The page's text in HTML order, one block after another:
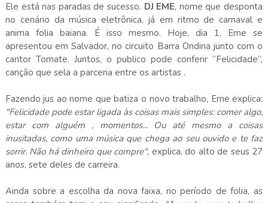
Ele está nas paradas de sucesso. DJ EME, nome que desponta
no cenário da música eletrônica, já em ritmo de carnaval e
anima folia baiana. É isso mesmo. Hoje, dia 1, Eme se
apresentou em Salvador, no circuito Barra Ondina junto com o
cantor Tomate. Juntos, o publico pode conferir “Felicidade”,
canção que sela a parceria entre os artistas .
Fazendo jus ao nome que batiza o novo trabalho, Eme explica:
"Felicidade pode estar ligada às coisas mais simples: comer algo,
estar com alguém , momentos... Ou até mesmo a coisas
inusitadas, como uma música que chega ao seu ouvido e te faz
sorrir. Não há dinheiro que compre", explica, do alto de seus 27
anos, sete deles de carreira.
Ainda sobre a escolha da nova faixa, no período de folia, as